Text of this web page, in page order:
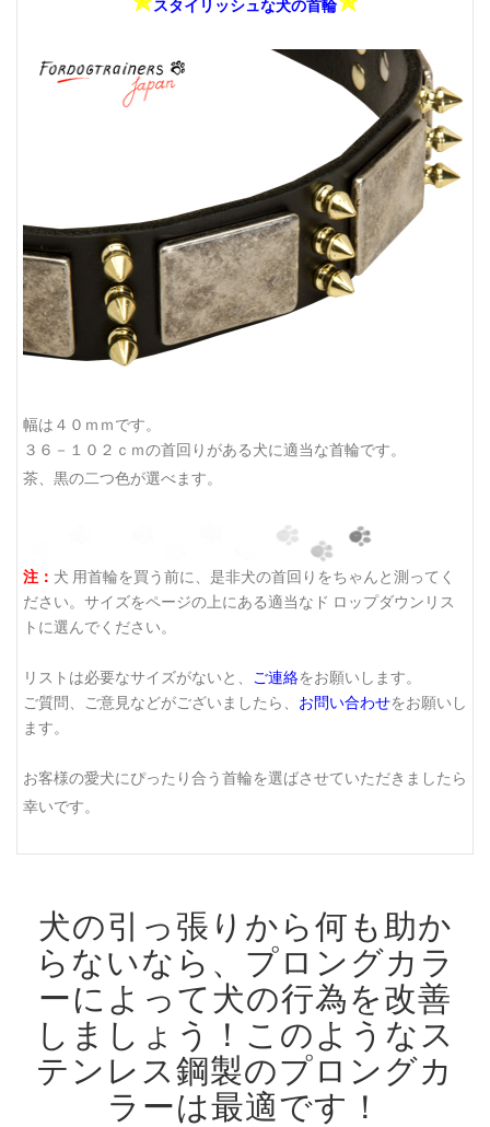
スタイリッシュな犬の首輪
幅は４０ｍｍです。
３６－１０２ｃｍの首回りがある犬に適当な首輪です。
茶、黒の二つ色が選べます。
注： 犬 用首輪を買う前に、是非犬の首回りをちゃんと測ってく
ださい。サイズをページの上にある適当なド ロップダウンリス
トに選んでください。
リストは必要なサイズがないと、 ご連絡をお願いします。
ご質問、ご意見などがございましたら、 お問い合わせをお願いし
ます。
お客様の愛犬にぴったり合う首輪を選ばさせていただきましたら
幸いです。
犬の引っ張りから何も助か
らないなら、プロングカラ
ーによって犬の行為を改善
しましょう！ このようなス
テンレス鋼製のプロングカ
ラーは最適です！